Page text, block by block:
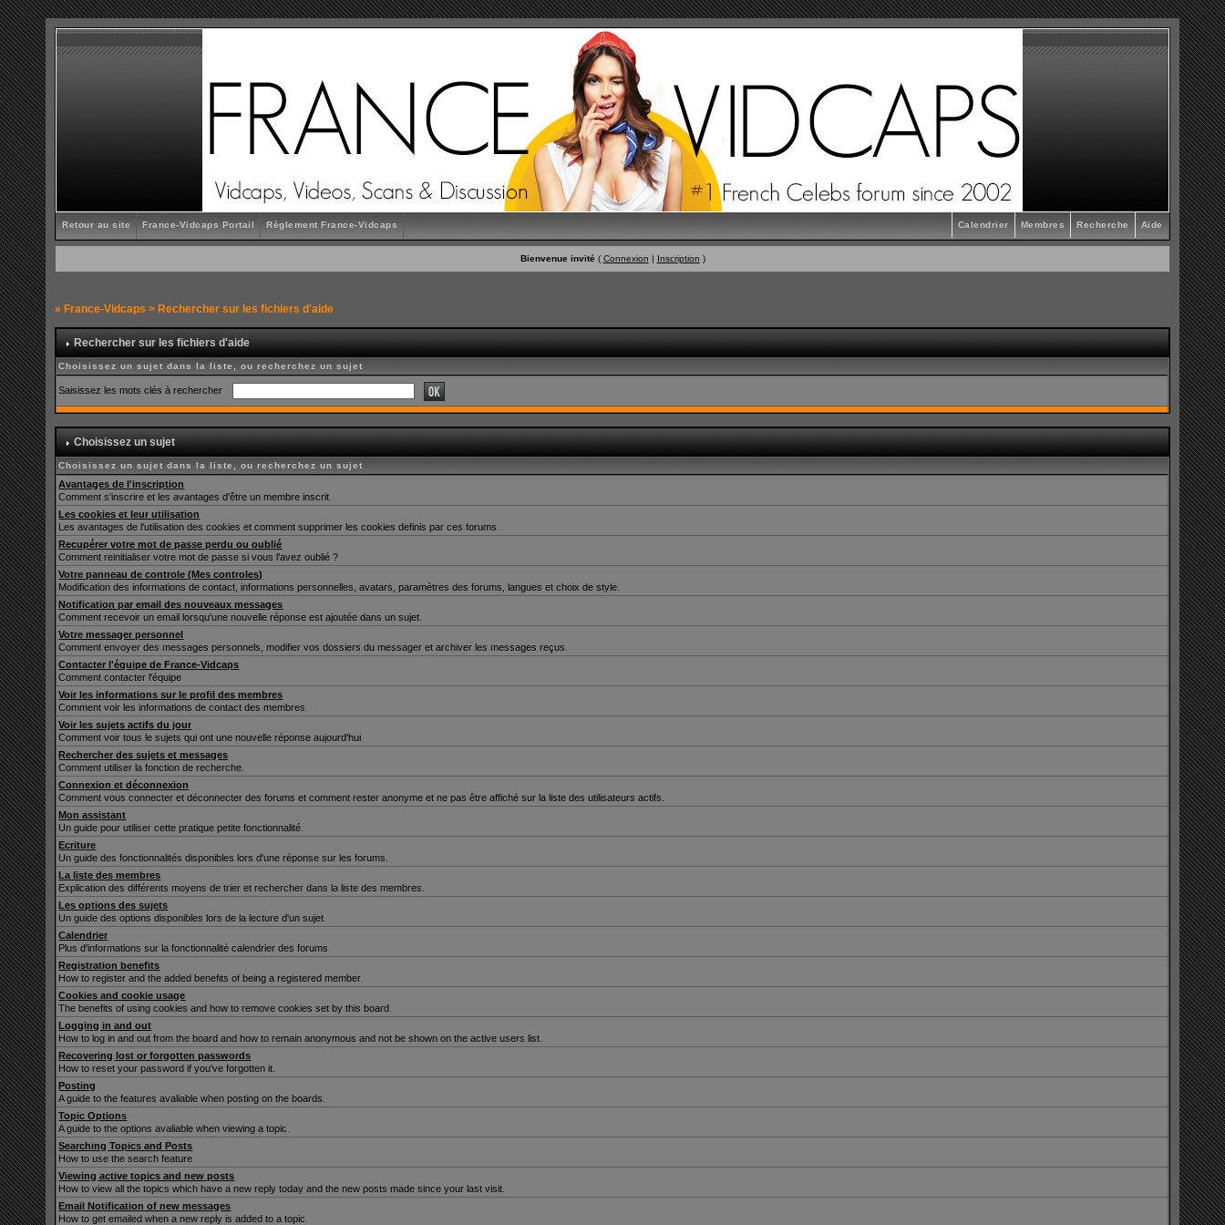
Retour au site France-Vidcaps Portail Règlement France-Vidcaps Aide
Recherche
Membres
Calendrier
Bienvenue invité( Connexion | Inscription )
» France-Vidcaps > Rechercher sur les fichiers d'aide
Rechercher sur les fichiers d'aide
Choisissez un sujet dans la liste, ou recherchez un sujet
Saisissez les mots clés à rechercher
Choisissez un sujet
Choisissez un sujet dans la liste, ou recherchez un sujet
Avantages de l'inscription
Comment s'inscrire et les avantages d'être un membre inscrit.
Les cookies et leur utilisation
Les avantages de l'utilisation des cookies et comment supprimer les cookies definis par ces forums.
Recupérer votre mot de passe perdu ou oublié
Comment reinitialiser votre mot de passe si vous l'avez oublié ?
Votre panneau de controle (Mes controles)
Modification des informations de contact, informations personnelles, avatars, paramètres des forums, langues et choix de style.
Notification par email des nouveaux messages
Comment recevoir un email lorsqu'une nouvelle réponse est ajoutée dans un sujet.
Votre messager personnel
Comment envoyer des messages personnels, modifier vos dossiers du messager et archiver les messages reçus.
Contacter l'équipe de France-Vidcaps
Comment contacter l'équipe
Voir les informations sur le profil des membres
Comment voir les informations de contact des membres.
Voir les sujets actifs du jour
Comment voir tous le sujets qui ont une nouvelle réponse aujourd'hui
Rechercher des sujets et messages
Comment utiliser la fonction de recherche.
Connexion et déconnexion
Comment vous connecter et déconnecter des forums et comment rester anonyme et ne pas être affiché sur la liste des utilisateurs actifs.
Mon assistant
Un guide pour utiliser cette pratique petite fonctionnalité.
Ecriture
Un guide des fonctionnalités disponibles lors d'une réponse sur les forums.
La liste des membres
Explication des différents moyens de trier et rechercher dans la liste des membres.
Les options des sujets
Un guide des options disponibles lors de la lecture d'un sujet.
Calendrier
Plus d'informations sur la fonctionnalité calendrier des forums.
Registration benefits
How to register and the added benefits of being a registered member.
Cookies and cookie usage
The benefits of using cookies and how to remove cookies set by this board.
Logging in and out
How to log in and out from the board and how to remain anonymous and not be shown on the active users list.
Recovering lost or forgotten passwords
How to reset your password if you've forgotten it.
Posting
A guide to the features avaliable when posting on the boards.
Topic Options
A guide to the options avaliable when viewing a topic.
Searching Topics and Posts
How to use the search feature.
Viewing active topics and new posts
How to view all the topics which have a new reply today and the new posts made since your last visit.
Email Notification of new messages
How to get emailed when a new reply is added to a topic.